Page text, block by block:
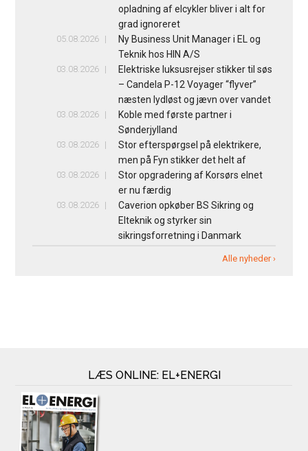
opladning af elcykler bliver i alt for
grad ignoreret
05.08.2026
Ny Business Unit Manager i EL og
Teknik hos HIN A/S
03.08.2026
Elektriske luksusrejser stikker til søs
– Candela P-12 Voyager “flyver”
næsten lydløst og jævn over vandet
03.08.2026
Koble med første partner i
Sønderjylland
03.08.2026
Stor efterspørgsel på elektrikere,
men på Fyn stikker det helt af
03.08.2026
Stor opgradering af Korsørs elnet
er nu færdig
03.08.2026
Caverion opkøber BS Sikring og
Elteknik og styrker sin
sikringsforretning i Danmark
Alle nyheder ›
LÆS ONLINE: EL+ENERGI